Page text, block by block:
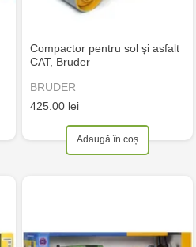
Compactor pentru sol şi asfalt
CAT, Bruder
BRUDER
425.00 lei
Adaugă în coș